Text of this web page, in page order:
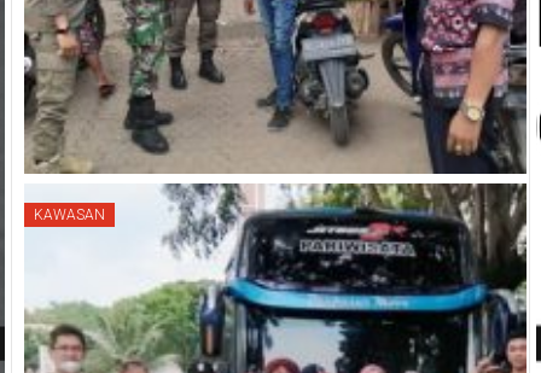
KAWASAN